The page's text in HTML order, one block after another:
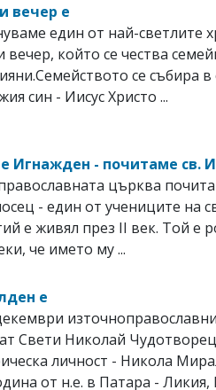
вечер е
един от най-светлите
вечер, който се чества
се събира
син - Иисус Христо ...
Игнажден - почитаме св.
църква
- един от учениците на
е живял през ІІ век. Той е
че името му ...
е
Свeти Николай
личност - Никола
от н.е. в Патара - Ликия,